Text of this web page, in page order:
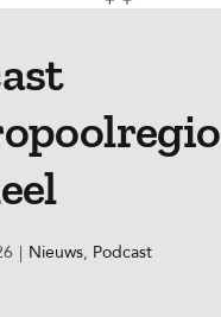
| Nieuws, Podcast